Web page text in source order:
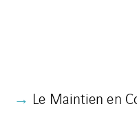
→ Le Maintien en